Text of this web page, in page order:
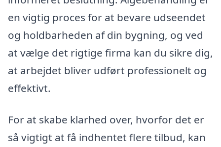
en vigtig proces for at bevare udseendet
og holdbarheden af din bygning, og ved
at vælge det rigtige firma kan du sikre dig,
at arbejdet bliver udført professionelt og
effektivt.
For at skabe klarhed over, hvorfor det er
så vigtigt at få indhentet flere tilbud, kan